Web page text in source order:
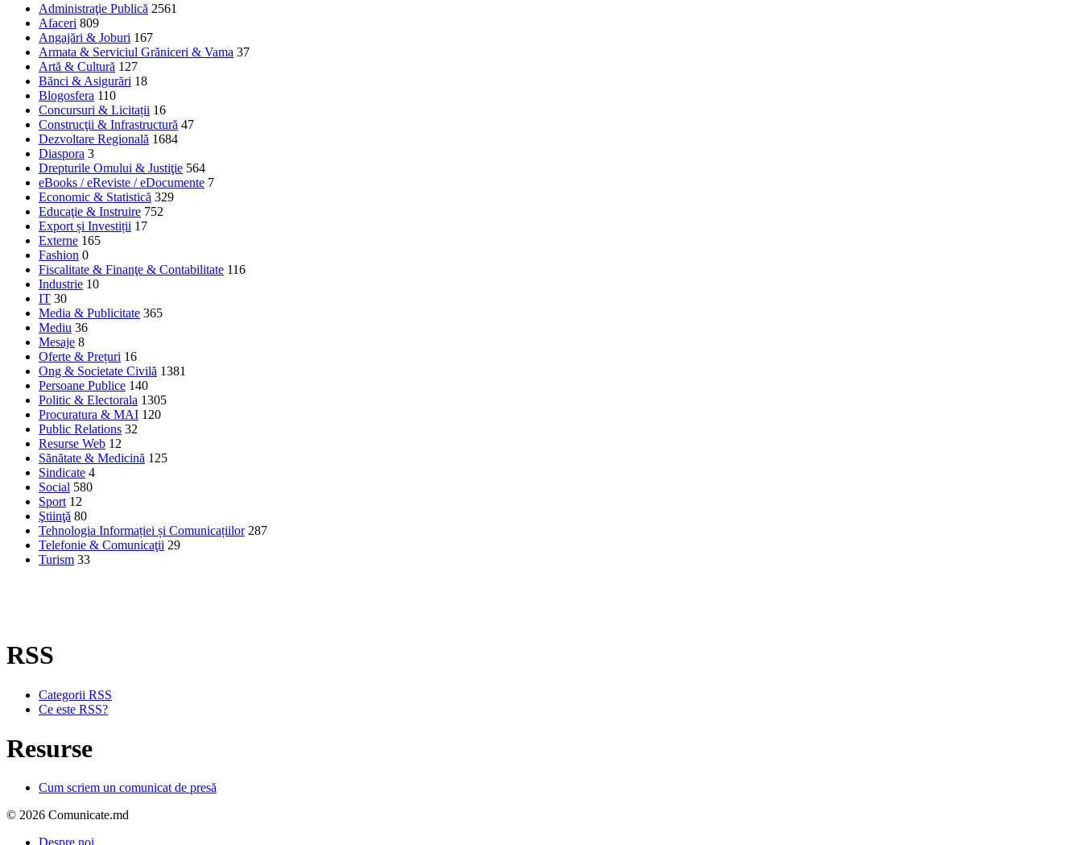
Administraţie Publică 2561
Afaceri 809
Angajări & Joburi 167
Armata & Serviciul Grăniceri & Vama 37
Artă & Cultură 127
Bănci & Asigurări 18
Blogosfera 110
Concursuri & Licitații 16
Construcţii & Infrastructură 47
Dezvoltare Regională 1684
Diaspora 3
Drepturile Omului & Justiţie 564
eBooks / eReviste / eDocumente 7
Economic & Statistică 329
Educaţie & Instruire 752
Export și Investiții 17
Externe 165
Fashion 0
Fiscalitate & Finanţe & Contabilitate 116
Industrie 10
IT 30
Media & Publicitate 365
Mediu 36
Mesaje 8
Oferte & Prețuri 16
Ong & Societate Civilă 1381
Persoane Publice 140
Politic & Electorala 1305
Procuratura & MAI 120
Public Relations 32
Resurse Web 12
Sănătate & Medicină 125
Sindicate 4
Social 580
Sport 12
Ştiinţă 80
Tehnologia Informației și Comunicațiilor 287
Telefonie & Comunicaţii 29
Turism 33
RSS
Categorii RSS
Ce este RSS?
Resurse
Cum scriem un comunicat de presă
© 2026 Comunicate.md